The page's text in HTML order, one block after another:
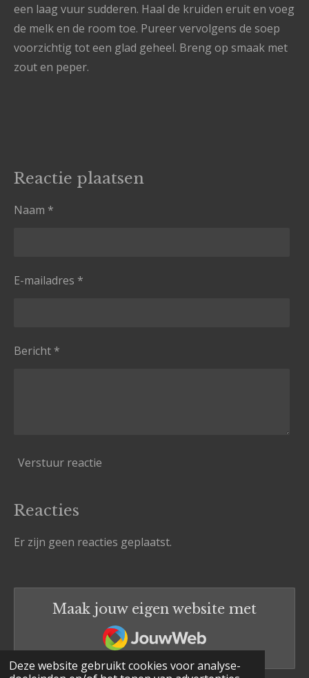
Deze website gebruikt cookies voor analyse-
een laag vuur sudderen. Haal de kruiden eruit en voeg
de melk en de room toe. Pureer vervolgens de soep
voorzichtig tot een glad geheel. Breng op smaak met
zout en peper.
Reactie plaatsen
Naam *
E-mailadres *
Bericht *
Verstuur reactie
Reacties
Er zijn geen reacties geplaatst.
Maak jouw eigen website met
JouwWeb